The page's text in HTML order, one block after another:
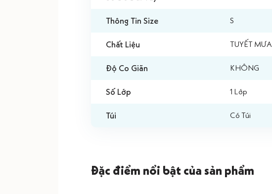
Thông Tin Size S
Chất Liệu TUYẾT MƯA
Độ Co Giãn KHÔNG
Số Lớp 1 Lớp
Túi Có Túi
Đặc điểm nổi bật của sản phẩm